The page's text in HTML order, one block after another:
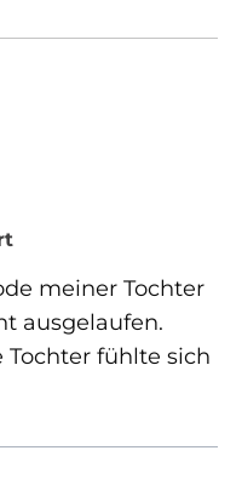
meiner Tochter
ausgelaufen.
fühlte sich